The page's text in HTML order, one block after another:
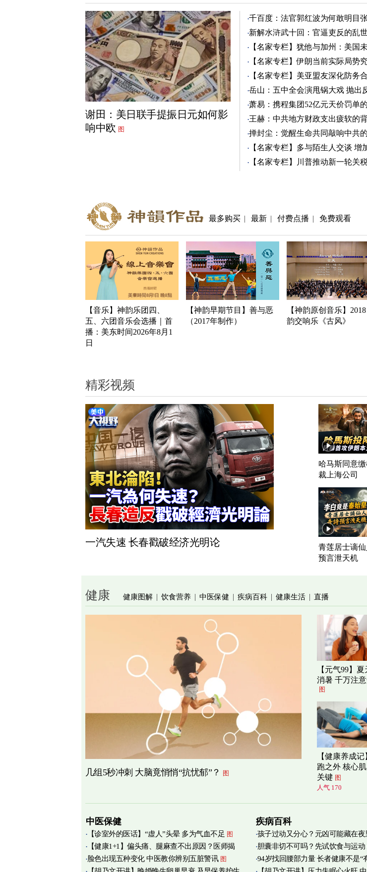
谢田：美日联手提振日元如何影
响中欧 图
千百度：法官郭红波为何敢明目
贿？
新解水浒武十回：官逼吏反的乱
（4） 图
【名家专栏】犹他与加州：美国
之争 图
【名家专栏】伊朗当前实际局势
图
【名家专栏】美亚盟友深化防务
中共
图
岳山：五中全会演甩锅大戏 抛出
团？
萧易：携程集团52亿元天价罚单
王赫：中共地方财政支出疲软的
掸封尘：觉醒生命共同敲响中共
钟 图
【名家专栏】多与陌生人交谈 增
任 图
【名家专栏】川普推动新一轮关
最多购买 | 最新 | 付费点播 | 免费观看
【音乐】神韵乐团四、
五、六团音乐会选播｜首
播：美东时间2026年8月1
日
【神韵早期节目】善与恶
（2017年制作）
【神韵原创音乐】
韵交响乐《古风》
精彩视频
一汽失速 长春戳破经济光明论
哈马斯同意缴
裁上海公司
青莲居士谪
预言泄天机
健康 健康图解 | 饮食营养 | 中医保健 | 疾病百科 | 健康生活 | 直播
几组5秒冲刺 大脑竟悄悄“抗忧郁”？ 图
【元气99】
消暑 千万注
图
【健康养成记
跑之外 核心
关键 图
人气 170
中医保健
【诊室外的医话】“虚人”头晕 多为气血不足 图
【健康1+1】偏头痛、腿麻查不出原因？医师揭
痛源竟在肌筋膜 图
脸色出现五种变化 中医教你辨别五脏警讯 图
疾病百科
孩子过动又分心？元凶可能藏在夜
胆囊非切不可吗？先试饮食与运动
图
94岁找回腰部力量 长者健康不是“